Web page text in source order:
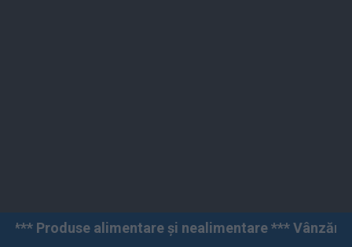
și nealimentare *** Vânzări angro și cu